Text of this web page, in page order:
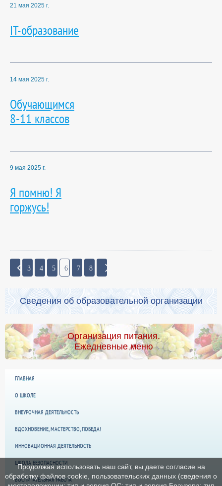
21 мая 2025 г.
IT-образование
14 мая 2025 г.
Обучающимся
8-11 классов
9 мая 2025 г.
Я помню! Я
горжусь!
3 4 5 6 7 8
Сведения об образовательной организации
Организация питания.
Ежедневные меню
ГЛАВНАЯ
О ШКОЛЕ
ВНЕУРОЧНАЯ ДЕЯТЕЛЬНОСТЬ
ВДОХНОВЕНИЕ, МАСТЕРСТВО, ПОБЕДА!
ИННОВАЦИОННАЯ ДЕЯТЕЛЬНОСТЬ
ШКОЛА БЕЗОПАСНОСТИ
ВОСПИТАТЕЛЬНАЯ РАБОТА
Продолжая использовать наш сайт, вы даете согласие на
обработку файлов cookie, пользовательских данных (сведения о